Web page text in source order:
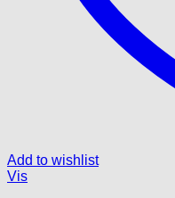
Add to wishlist
Vis